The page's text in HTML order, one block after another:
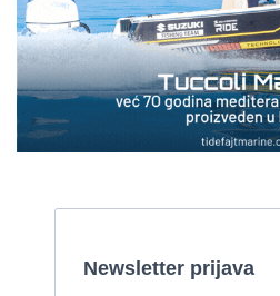
Gulet Kadena
2000, 32 x 8 m, Cummins
Pirelli 770 EFB
2010, 8,46 x 3,12 m,
35.000 EUR
2015, 27 x 7 m, Iveco
Izletnički brod - 94 osobe